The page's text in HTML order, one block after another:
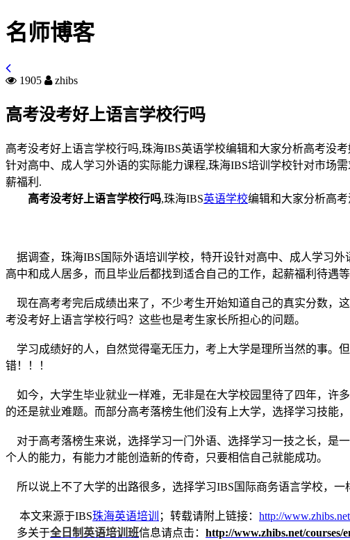
名师博客
1905 zhibs
高考没考好上语言学校行吗
高考没考好上语言学校行吗,珠海IBS英语学校编辑和大家分析高考没
针对高中、成人学习外语的实际能力课程,珠海IBS培训学校针对市场
薪福利.
高考没考好上语言学校行吗,珠海IBS英语学校编辑和大家分析高
据调查，珠海IBS国际外语培训学校，特开设针对高中、成人学习
高中和成人居多，而且毕业后都找到适合自己的工作，起薪福利待遇等
现在高考考完后成绩出来了，不少考生开始知道自己的真实分数，
考没考好上语言学校行吗？这些也是考生家长所担心的问题。
学习成绩好的人，自然觉得毫无压力，考上大学是理所当然的事。
错！！！
如今，大学生毕业就业一样难，无非是在大学校园里待了四年，许
的还是就业难题。而部分高考落榜生他们没有上大学，选择学习技能
对于高考落榜生来说，选择学习一门外语、选择学习一技之长，是
个人的能力，有能力才能创造新的传奇，只要相信自己就能成功。
所以说上不了大学的出路很多，选择学习IBS国际商务语言学校，一
本文来源于IBS珠海英语培训 ；转载请附上链接： http://
多关于全日制英语培训班信息请点击： http://www.zhibs.net/courses/